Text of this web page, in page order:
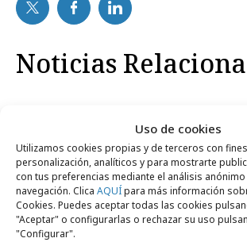
Uso de cookies
Utilizamos cookies propias y de terceros con
personalización, analíticos y para mostrarte
con tus preferencias mediante el análisis
navegación. Clica AQUÍpara más información
Cookies. Puedes aceptar todas las cookies
"Aceptar" o configurarlas o rechazar su uso
"Configurar".
Noticias
Artículos